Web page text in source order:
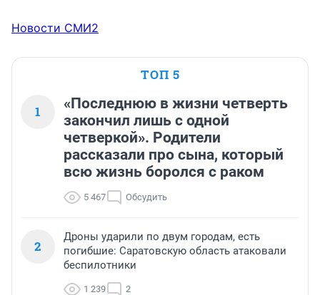
Новости СМИ2
ТОП 5
1
«Последнюю в жизни четверть
закончил лишь с одной
четверкой». Родители
рассказали про сына, который
всю жизнь боролся с раком
5 467 Обсудить
2
Дроны ударили по двум городам, есть
погибшие: Саратовскую область атаковали
беспилотники
1 239 2